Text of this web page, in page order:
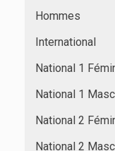
Hommes
International
National 1
National 1
National 2
National 2